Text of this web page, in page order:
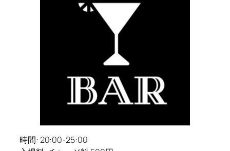
時間: 20:00-25:00